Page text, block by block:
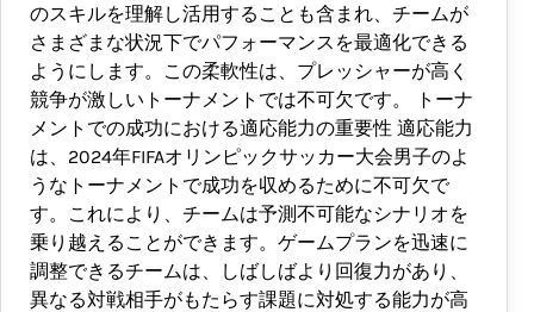
のスキルを理解し活用することも含まれ、チームが
さまざまな状況下でパフォーマンスを最適化できる
ようにします。この柔軟性は、プレッシャーが高く
競争が激しいトーナメントでは不可欠です。 トーナ
メントでの成功における適応能力の重要性 適応能力
は、2024年FIFAオリンピックサッカー大会男子のよ
うなトーナメントで成功を収めるために不可欠で
す。これにより、チームは予測不可能なシナリオを
乗り越えることができます。ゲームプランを迅速に
調整できるチームは、しばしばより回復力があり、
異なる対戦相手がもたらす課題に対処する能力が高